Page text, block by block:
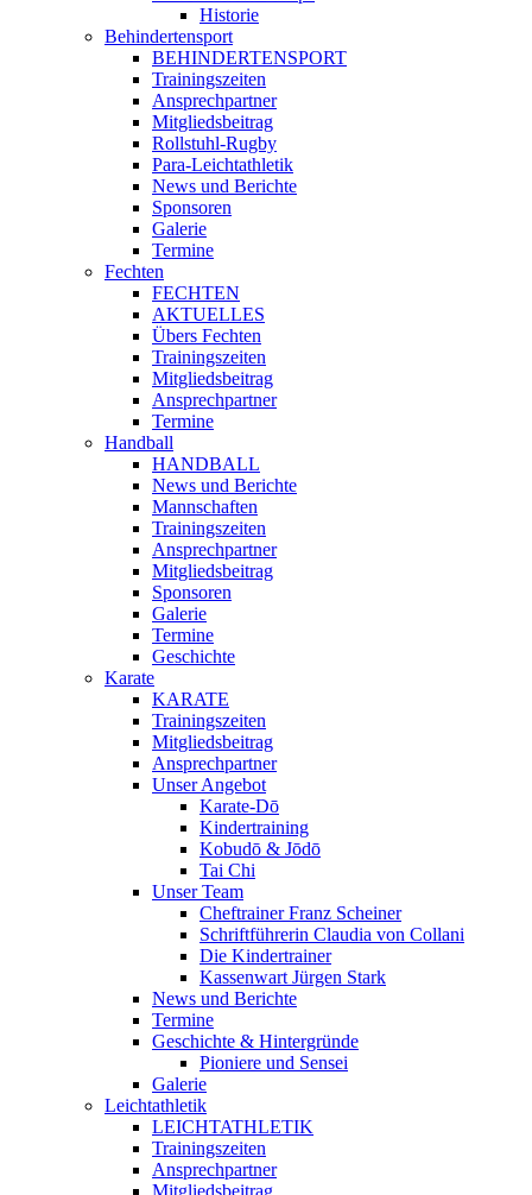
Historie
Behindertensport
BEHINDERTENSPORT
Trainingszeiten
Ansprechpartner
Mitgliedsbeitrag
Rollstuhl-Rugby
Para-Leichtathletik
News und Berichte
Sponsoren
Galerie
Termine
Fechten
FECHTEN
AKTUELLES
Übers Fechten
Trainingszeiten
Mitgliedsbeitrag
Ansprechpartner
Termine
Handball
HANDBALL
News und Berichte
Mannschaften
Trainingszeiten
Ansprechpartner
Mitgliedsbeitrag
Sponsoren
Galerie
Termine
Geschichte
Karate
KARATE
Trainingszeiten
Mitgliedsbeitrag
Ansprechpartner
Unser Angebot
Karate-Dō
Kindertraining
Kobudō & Jōdō
Tai Chi
Unser Team
Cheftrainer Franz Scheiner
Schriftführerin Claudia von Collani
Die Kindertrainer
Kassenwart Jürgen Stark
News und Berichte
Termine
Geschichte & Hintergründe
Pioniere und Sensei
Galerie
Leichtathletik
LEICHTATHLETIK
Trainingszeiten
Ansprechpartner
Mitgliedsbeitrag